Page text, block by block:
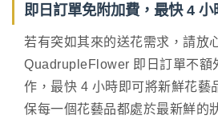
即日訂單免附加費，最快 4 小
若有突如其來的送花需求，請放
QuadrupleFlower 即日訂單不額
作，最快 4 小時即可將新鮮花藝
保每一個花藝品都處於最新鮮的